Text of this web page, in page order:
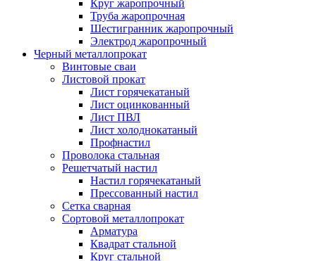
Круг жаропрочный
Труба жаропрочная
Шестигранник жаропрочный
Электрод жаропрочный
Черный металлопрокат
Винтовые сваи
Листовой прокат
Лист горячекатаный
Лист оцинкованный
Лист ПВЛ
Лист холоднокатаный
Профнастил
Проволока стальная
Решетчатый настил
Настил горячекатаный
Прессованный настил
Сетка сварная
Сортовой металлопрокат
Арматура
Квадрат стальной
Круг стальной